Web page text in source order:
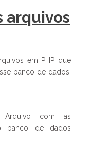
arquivos
em PHP que
banco de dados.
com as
banco de dados